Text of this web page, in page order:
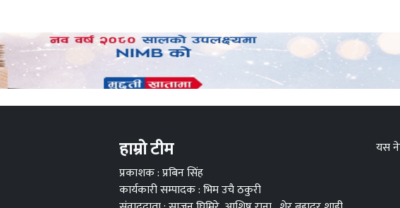
हाम्रो टीम
प्रकाशक : प्रबिन सिंह
कार्यकारी सम्पादक : भिम उचै ठकुरी
यस